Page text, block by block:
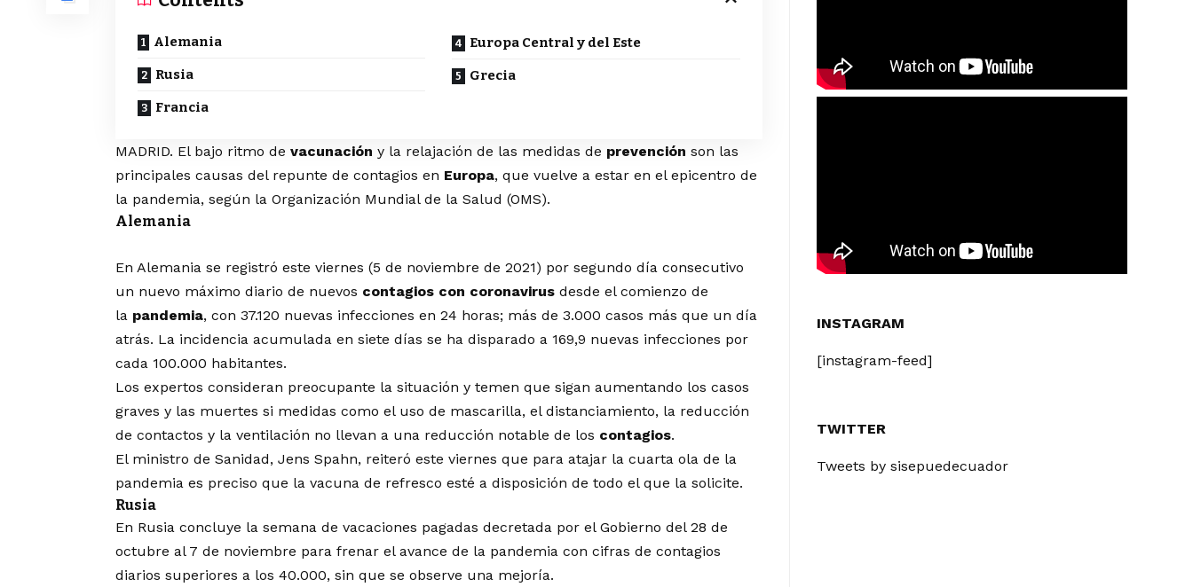
Alemania
Rusia
Francia
Europa Central y del Este
Grecia
MADRID. El bajo ritmo de vacunación y la relajación de las medidas de prevención son las
principales causas del repunte de contagios en Europa, que vuelve a estar en el epicentro de
la pandemia, según la Organización Mundial de la Salud (OMS).
Alemania
En Alemania se registró este viernes (5 de noviembre de 2021) por segundo día consecutivo
un nuevo máximo diario de nuevos contagios con coronavirus desde el comienzo de
la pandemia, con 37.120 nuevas infecciones en 24 horas; más de 3.000 casos más que un día
atrás. La incidencia acumulada en siete días se ha disparado a 169,9 nuevas infecciones por
cada 100.000 habitantes.
Los expertos consideran preocupante la situación y temen que sigan aumentando los casos
graves y las muertes si medidas como el uso de mascarilla, el distanciamiento, la reducción
de contactos y la ventilación no llevan a una reducción notable de los contagios.
El ministro de Sanidad, Jens Spahn, reiteró este viernes que para atajar la cuarta ola de la
pandemia es preciso que la vacuna de refresco esté a disposición de todo el que la solicite.
Rusia
En Rusia concluye la semana de vacaciones pagadas decretada por el Gobierno del 28 de
octubre al 7 de noviembre para frenar el avance de la pandemia con cifras de contagios
diarios superiores a los 40.000, sin que se observe una mejoría.
INSTAGRAM
[instagram-feed]
TWITTER
Tweets by sisepuedecuador